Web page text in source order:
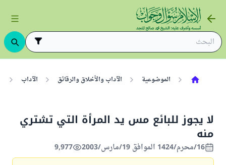
الموضوعية الآداب والأخلاق والرقائق الآداب
لا يجوز للبائع مس يد المرأة التي تشتري
منه
16/محرم/1424 الموافق 19/مارس/2003 9,977